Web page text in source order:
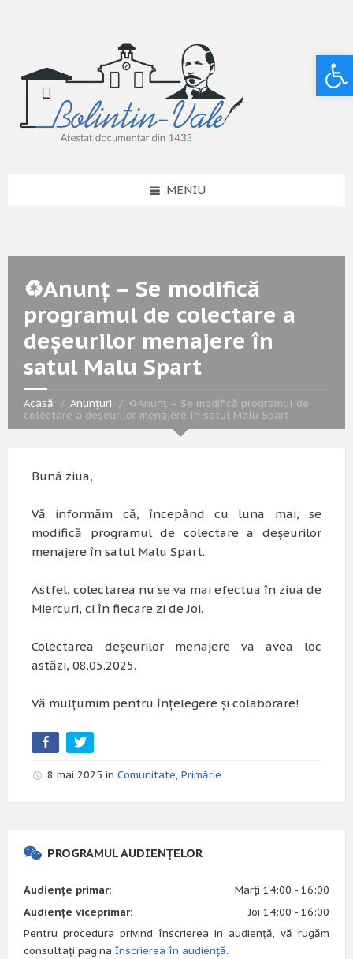
MENIU
♻️Anunț – Se modifică
programul de colectare a
deșeurilor menajere în
satul Malu Spart
Acasă Anunțuri
♻️Anunț – Se modifică programul de
colectare a deșeurilor menajere în satul Malu Spart
Bună ziua,
Vă informăm că, începând cu luna mai, se
modifică programul de colectare a deșeurilor
menajere în satul Malu Spart.
Astfel, colectarea nu se va mai efectua în ziua de
Miercuri, ci în fiecare zi de Joi.
Colectarea deșeurilor menajere va avea loc
astăzi, 08.05.2025.
Vă mulțumim pentru înțelegere și colaborare!
8 mai 2025 in Comunitate, Primărie
PROGRAMUL AUDIENȚELOR
Audiențe primar:
Marți 14:00 - 16:00
Audiențe viceprimar:
Joi 14:00 - 16:00
Pentru procedura privind înscrierea in audiență, vă rugăm
consultați pagina Înscrierea în audiență.
Deschide bara de unelte